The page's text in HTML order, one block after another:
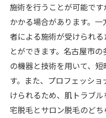
施術を行うことが可能で
かかる場合があります。
者による施術が受けられ
とができます。名古屋市
の機器と技術を用いて、
す。また、プロフェッシ
けられるため、肌トラブ
宅脱毛とサロン脱毛のど